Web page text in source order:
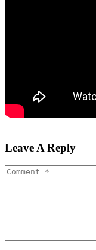
Leave A Reply